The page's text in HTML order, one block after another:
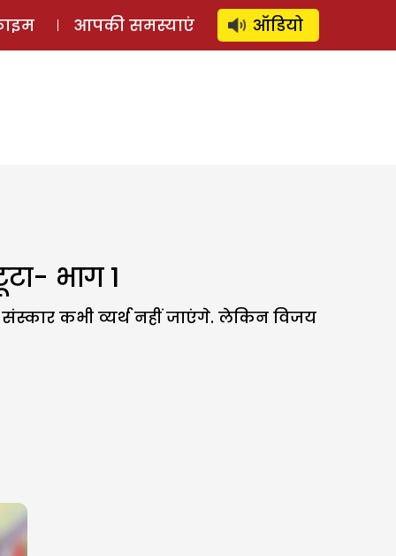
लॉग इन ⚲ SUBSCRIBE
आपकी समस्याएं ऑडियो
भाग 1
कभी व्यर्थ नहीं जाएंगे. लेकिन विजय